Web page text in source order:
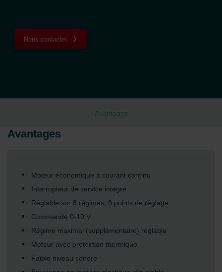
Nous contacter
Avantages
Avantages
Moteur économique à courant continu
Interrupteur de service intégré
Réglable sur 3 régimes, 9 points de réglage
Commande 0-10 V
Régime maximal (supplémentaire) réglable
Moteur avec protection thermique
Faible niveau sonore